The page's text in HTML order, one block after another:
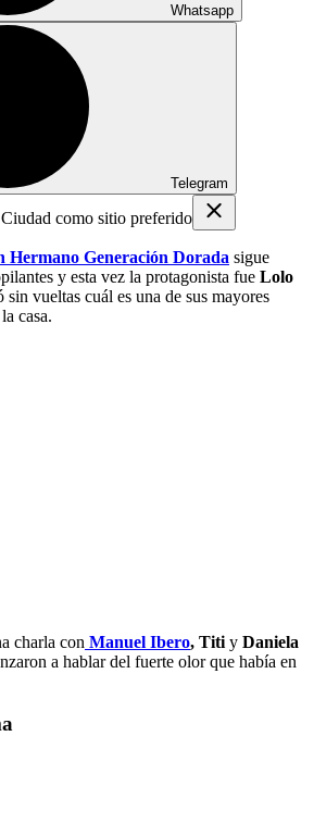
Whatsapp
Telegram
como sitio preferido
Hermano Generación Dorada sigue
y esta vez la protagonista fue Lolo
sin vueltas cuál es una de sus mayores
casa.
charla con Manuel Ibero, Titi y Daniela
a hablar del fuerte olor que había en